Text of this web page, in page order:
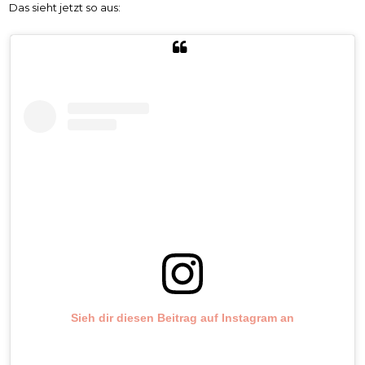
Das sieht jetzt so aus:
Sieh dir diesen Beitrag auf Instagram an